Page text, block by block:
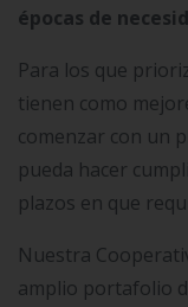
épocas de
Para los que
tienen como
comenzar con un
pueda hacer
plazos en que
Nuestra
amplio portafolio